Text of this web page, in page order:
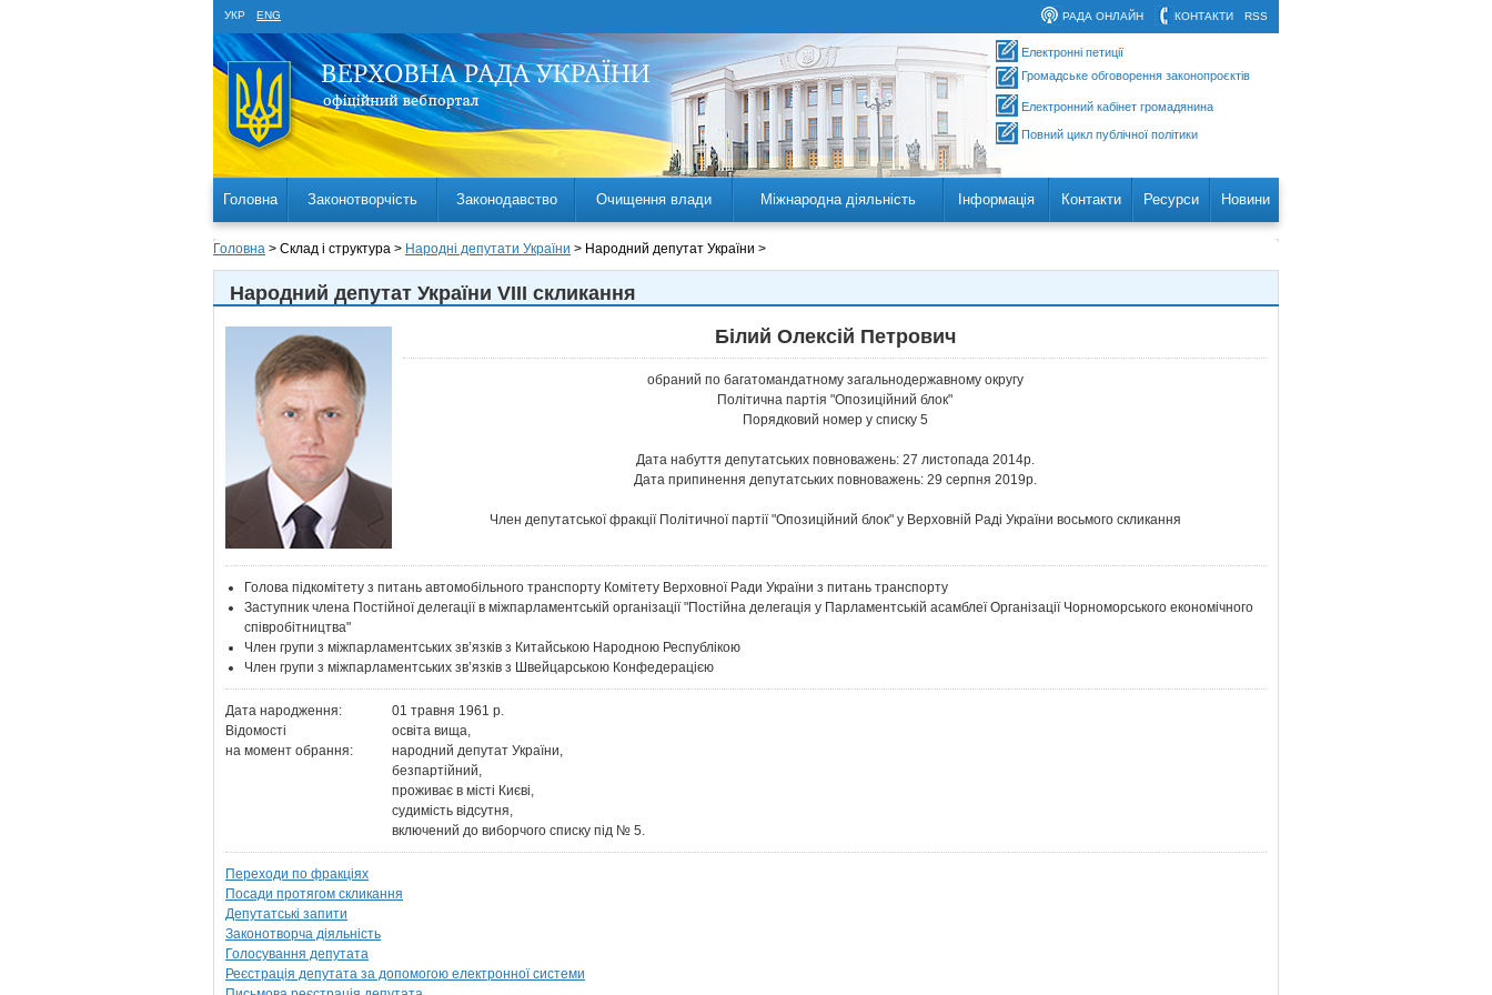
УКР ENG RSS
КОНТАКТИ
РАДА ОНЛАЙН
Електронні петиції
Громадське обговорення законопроєктів
Електронний кабінет громадянина
Повний цикл публічної політики
Головна Законотворчість Законодавство Очищення влади Міжнародна діяльність Інформація Контакти Ресурси Новини
Головна > Склад і структура > Народні депутати України > Народний депутат України >
Народний депутат України VIII скликання
Білий Олексій Петрович
обраний по багатомандатному загальнодержавному округу
Політична партія "Опозиційний блок"
Порядковий номер у списку 5
Дата набуття депутатських повноважень: 27 листопада 2014р.
Дата припинення депутатських повноважень: 29 серпня 2019р.
Член депутатської фракції Політичної партії "Опозиційний блок" у Верховній Раді України восьмого скликання
Голова підкомітету з питань автомобільного транспорту Комітету Верховної Ради України з питань транспорту
Заступник члена Постійної делегації в міжпарламентській організації "Постійна делегація у Парламентській асамблеї Організації Чорноморського економічного
співробітництва"
Член групи з міжпарламентських зв’язків з Китайською Народною Республікою
Член групи з міжпарламентських зв’язків з Швейцарською Конфедерацією
Дата народження:
01 травня 1961 р.
Відомості
на момент обрання:
освіта вища,
народний депутат України,
безпартійний,
проживає в місті Києві,
судимість відсутня,
включений до виборчого списку під № 5.
Переходи по фракціях
Посади протягом скликання
Депутатські запити
Законотворча діяльність
Голосування депутата
Реєстрація депутата за допомогою електронної системи